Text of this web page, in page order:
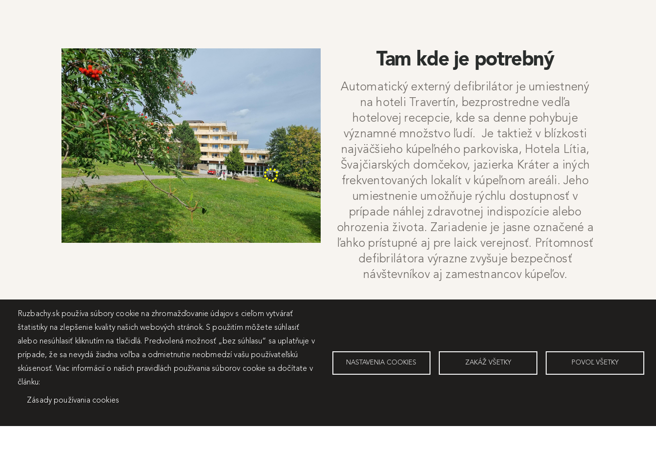
Tam kde je potrebný
Automatický externý defibrilátor je umiestnený
na hoteli Travertín, bezprostredne vedľa
hotelovej recepcie, kde sa denne pohybuje
významné množstvo ľudí. Je taktiež v blízkosti
najväčšieho kúpeľného parkoviska, Hotela Lítia,
Švajčiarských domčekov, jazierka Kráter a iných
frekventovaných lokalít v kúpeľnom areáli. Jeho
umiestnenie umožňuje rýchlu dostupnosť v
prípade náhlej zdravotnej indispozície alebo
ohrozenia života. Zariadenie je jasne označené a
ľahko prístupné aj pre laick verejnosť. Prítomnosť
defibrilátora výrazne zvyšuje bezpečnosť
návštevníkov aj zamestnancov kúpeľov.
Ruzbachy.sk používa súbory cookie na zhromažďovanie údajov s cieľom vytvárať
štatistiky na zlepšenie kvality našich webových stránok. S použitím môžete súhlasiť
alebo nesúhlasiť kliknutím na tlačidlá. Predvolená možnosť „bez súhlasu“ sa uplatňuje v
prípade, že sa nevydá žiadna voľba a odmietnutie neobmedzí vašu používateľskú
skúsenosť. Viac informácií o našich pravidlách používania súborov cookie sa dočítate v
článku:
Zásady používania cookies
NASTAVENIA COOKIES ZAKÁŽ VŠETKY POVOĽ VŠETKY